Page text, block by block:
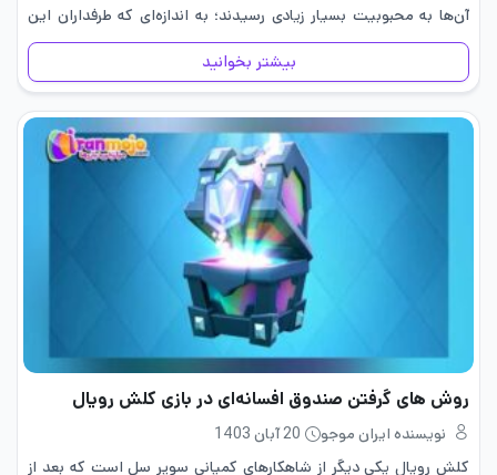
آن‌ها به محبوبیت بسیار زیادی رسیدند؛ به اندازه‌ای که طرفداران این
سری همچنان آن مراحل را…
بیشتر بخوانید
روش های گرفتن صندوق افسانه‌ای در بازی کلش رویال
نویسنده ایران موجو
20 آبان 1403
کلش رویال یکی دیگر از شاهکارهای کمپانی سوپر سل است که بعد از